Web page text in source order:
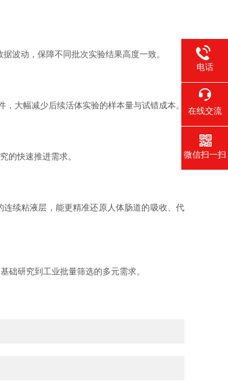
波动，保障不同批次实验结果高度一致。
大幅减少后续活体实验的样本量与试错成本。
快速推进需求。
续粘液层，能更精准还原人体肠道的吸收、代
研究到工业批量筛选的多元需求。
电话
在线交流
微信扫一扫